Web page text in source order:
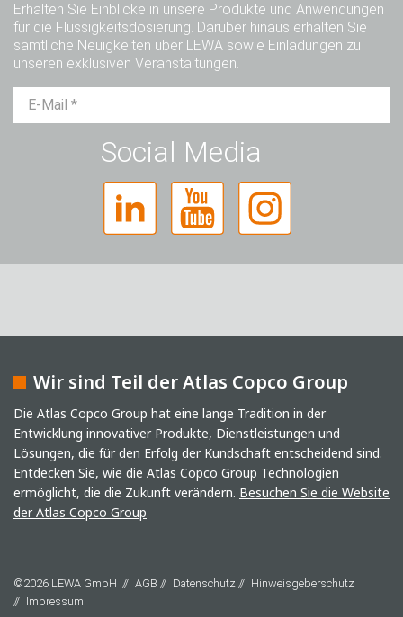
Erhalten Sie Einblicke in unsere Produkte und Anwendungen
für die Flüssigkeitsdosierung. Darüber hinaus erhalten Sie
sämtliche Neuigkeiten über LEWA sowie Einladungen zu
unseren exklusiven Veranstaltungen.
Frau Divers
Captcha
Anti-Roboter-Verifizierung
Hier klicken
Ich habe die Datenschutzerklärung gelesen. Ich
stimme der Verarbeitung meiner Daten für
Marketingzwecke zu. Dazu gehören der Versand
über neue Produkte, Neuigkeiten des Unternehmens,
Werbeaktionen, Einladungen zu Veranstaltungen oder
entsprechenden anderen Events.
Social Media
Wir sind Teil der Atlas Copco Group
Die Atlas Copco Group hat eine lange Tradition in der
Entwicklung innovativer Produkte, Dienstleistungen und
Lösungen, die für den Erfolg der Kundschaft entscheidend sind.
Entdecken Sie, wie die Atlas Copco Group Technologien
ermöglicht, die die Zukunft verändern. Besuchen Sie die Website
der Atlas Copco Group
©2026 LEWA GmbH AGB Datenschutz
Hinweisgeberschutz
Impressum